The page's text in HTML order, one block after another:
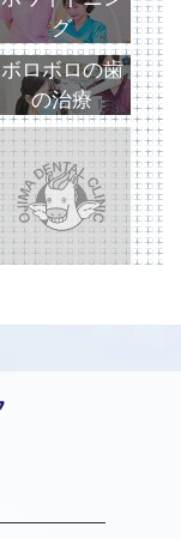
グ
ボロボロの歯
の治療